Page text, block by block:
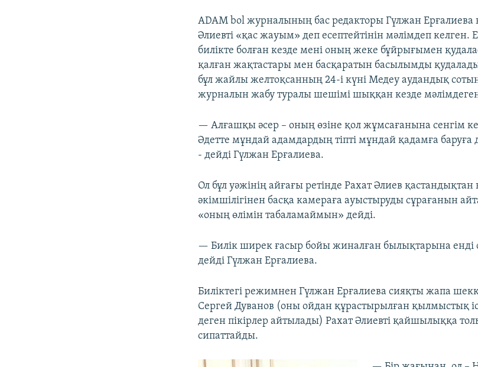
ADAM bol журналының бас редакторы Гүлжан Ерғалиева
Әлиевті «қас жауым» деп есептейтінін мәлімдеп келген.
билікте болған кезде мені оның жеке бұйрығымен
қалған жақтастары мен басқаратын басылымды
бұл жайлы желтоқсанның 24-і күні Медеу аудандық
журналын жабу туралы шешімі шыққан кезде
— Алғашқы әсер – оның өзіне қол жұмсағанына сенгім
Әдетте мұндай адамдардың тіпті мұндай қадамға
- дейді Гүлжан Ерғалиева.
Ол бұл уәжінің айғағы ретінде Рахат Әлиев
әкімшілігінен басқа камераға ауыстыруды сұрағанын
«оның өлімін табаламаймын» дейді.
— Билік ширек ғасыр бойы жиналған былықтарына енді
дейді Гүлжан Ерғалиева.
Биліктегі режимнен Гүлжан Ерғалиева сияқты жапа
Сергей Дуванов (оны ойдан құрастырылған қылмыстық
деген пікірлер айтылады) Рахат Әлиевті қайшылыққа
сипаттайды.